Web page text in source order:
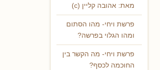
מאת: אהובה קליין (c)
פרשת ויחי- מהו הסתום
ומהו הגלוי בפרשה?
פרשת ויחי- מה הקשר בין
החוכמה לכסף?